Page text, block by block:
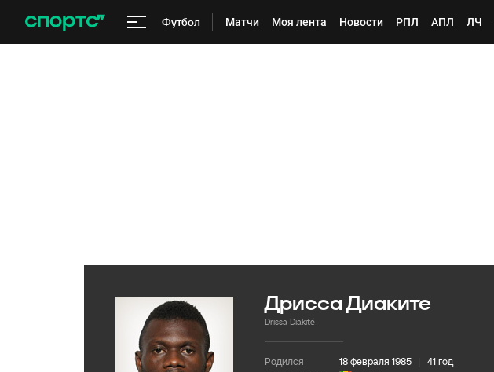
Футбол Матчи Моя лента Новости РПЛ АПЛ ЛЧ
Дрисса Диаките
Drissa Diakité
Родился 18 февраля 1985
41 год